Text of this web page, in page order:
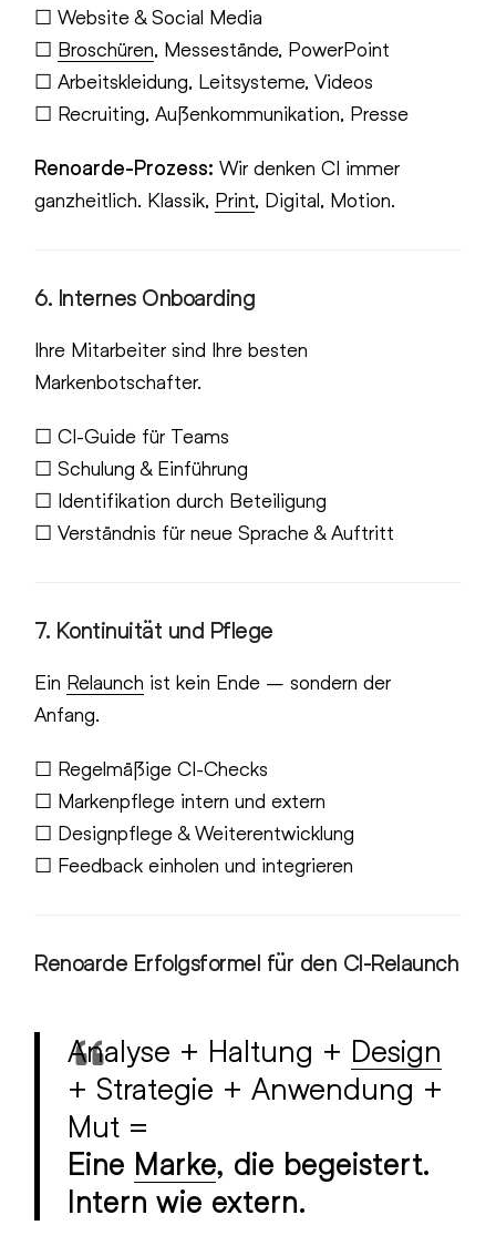
☐ Website & Social Media
☐ Broschüren, Messestände, PowerPoint
☐ Arbeitskleidung, Leitsysteme, Videos
☐ Recruiting, Außenkommunikation, Presse
Renoarde-Prozess: Wir denken CI immer
ganzheitlich. Klassik, Print, Digital, Motion.
6. Internes Onboarding
Ihre Mitarbeiter sind Ihre besten
Markenbotschafter.
☐ CI-Guide für Teams
☐ Schulung & Einführung
☐ Identifikation durch Beteiligung
☐ Verständnis für neue Sprache & Auftritt
7. Kontinuität und Pflege
Ein Relaunch ist kein Ende – sondern der
Anfang.
☐ Regelmäßige CI-Checks
☐ Markenpflege intern und extern
☐ Designpflege & Weiterentwicklung
☐ Feedback einholen und integrieren
Renoarde Erfolgsformel für den CI-Relaunch
Analyse + Haltung + Design
+ Strategie + Anwendung +
Mut =
Eine Marke, die begeistert.
Intern wie extern.